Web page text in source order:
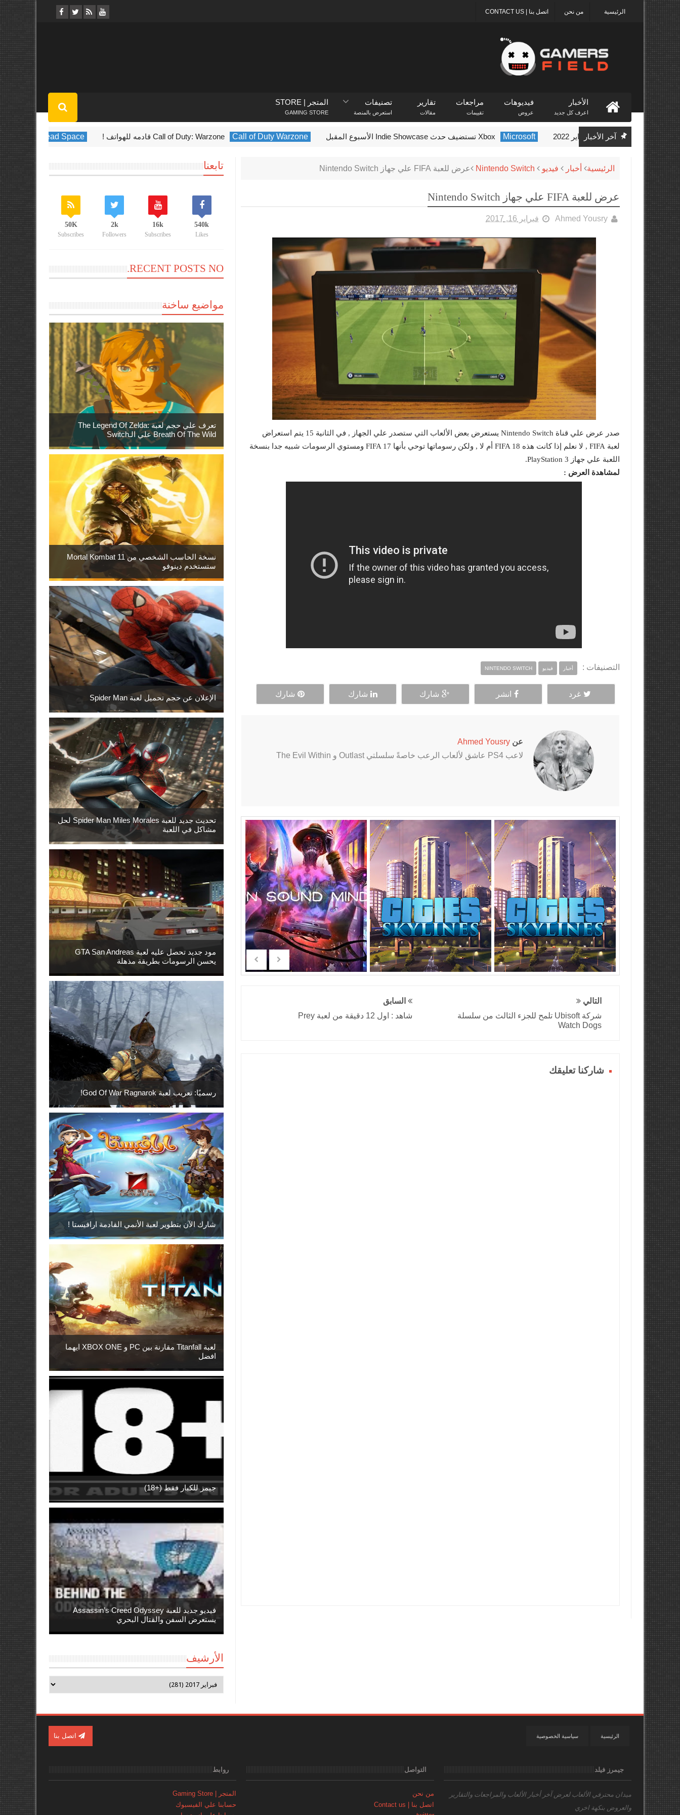
اتصل بنا | CONTACT US من نحن الرئيسية
الأخبار
اعرف كل جديد
فيديوهات
عروض
مراجعات
تقييمات
تقارير
مقالات
تصنيفات
استعرض بالمنصة
المتجر | STORE
GAMING STORE
آخر الأخبار Microsoft Xbox تستضيف حدث Indie Showcase الأسبوع المقبل Call of Duty Warzone Call of Duty: Warzone قادمه للهواتف ! Dead Space
الرئيسية أخبار فيديو Nintendo Switch عرض للعبة FIFA علي جهاز Nintendo Switch
عرض للعبة FIFA علي جهاز Nintendo Switch
Ahmed Yousry فبراير 16, 2017
صدر عرض علي قناة Nintendo Switch يستعرض بعض الألعاب التي ستصدر علي الجهاز , في الثانية 15 يتم استعراض
لعبة FIFA , لا نعلم إذا كانت هذه FIFA 18 أم لا , ولكن رسوماتها توحي بأنها FIFA 17 ومستوي الرسومات شبيه جدا بنسخة
اللعبة علي جهاز PlayStation 3.
لمشاهدة العرض :
التصنيفات : أخبار فيديو NINTENDO SWITCH
غرد انشر شارك شارك شارك
عن Ahmed Yousry
لاعب PS4 عاشق لألعاب الرعب خاصةً سلسلتي Outlast و The Evil Within
التالي
شركة Ubisoft تلمح للجزء الثالث من سلسلة
Watch Dogs
السابق
شاهد : اول 12 دقيقة من لعبة Prey
شاركنا تعليقك
تابعنا
540k
Likes
16k
Subscribes
2k
Followers
50K
Subscribes
RECENT POSTS NO.
مواضيع ساخنة
تعرف علي حجم لعبة The Legend Of Zelda:
Breath Of The Wild علي الـSwitch
نسخة الحاسب الشخصي من Mortal Kombat 11
ستستخدم دينوفو
الإعلان عن حجم تحميل لعبة Spider Man
تحديث جديد للعبة Spider Man Miles Morales لحل
مشاكل في اللعبة
مود جديد تحصل عليه لعبة GTA San Andreas
يحسن الرسومات بطريقة مذهلة
رسميًا: تعريب لعبة God Of War Ragnarok!
شارك الآن بتطوير لعبة الأنمي القادمة ارافيستا !
لعبة Titanfall مقارنة بين PC و XBOX ONE ايهما
افضل
جيمز للكبار فقط (+18)
فيديو جديد للعبة Assassin’s Creed Odyssey
يستعرض السفن والقتال البحري
الأرشيف
سياسية الخصوصية الرئيسية اتصل بنا
جيمرز فيلد
ميدان محترفي الألعابلعرض آخر أخبار الألعاب والمراجعات والتقارير
والعروض بنكهة اخري
التواصل
من نحن
اتصل بنا | Contact us
روابط
المتجر | Gaming Store
حسابنا علي الفيسبوك